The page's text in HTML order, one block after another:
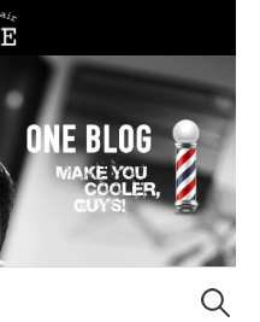
検